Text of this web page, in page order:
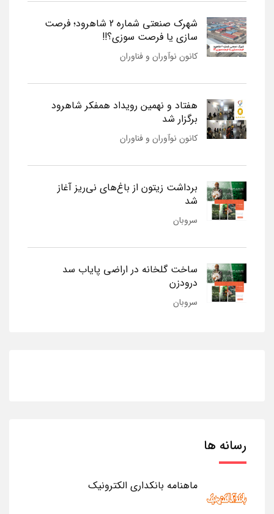
شهرک صنعتی شماره 2 شاهرود؛ فرصت
سازی یا فرصت سوزی؟!!
کانون نوآوران و فناوران
هفتاد و نهمین رویداد همفکر شاهرود
برگزار شد
کانون نوآوران و فناوران
برداشت زیتون از باغ‌های نی‌ریز آغاز
شد
سروبان
ساخت گلخانه در اراضی پایاب سد
درودزن
سروبان
رسانه ها
ماهنامه بانکداری الکترونیک